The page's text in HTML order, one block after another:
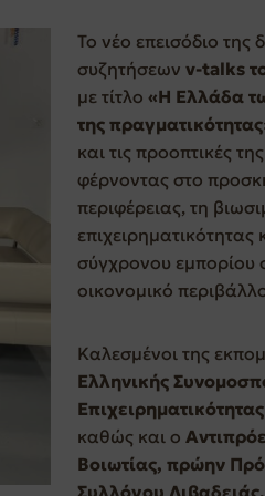
Το νέο επεισόδιο της
συζητήσεων v-talks
με τίτλο «Η Ελλάδα
της
και τις προοπτικές
φέρνοντας στο
περιφέρειας, τη
επιχειρηματικότητας
σύγχρονου εμπορίου
οικονομικό
Καλεσμένοι της
Ελληνικής
Επιχειρηματικότητας
καθώς και ο
Βοιωτίας, πρώην
Συλλόγου Λιβαδειάς,